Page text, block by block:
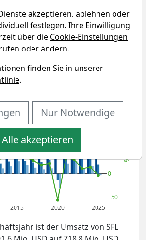
&
2015 2020 2025
−50
0
%
ist der Umsatz von SFL
akzeptieren, ablehnen oder
festlegen. Ihre Einwilligung
über die Cookie-Einstellungen
oder ändern.
finden Sie in unserer
.
Nur Notwendige
Alle akzeptieren